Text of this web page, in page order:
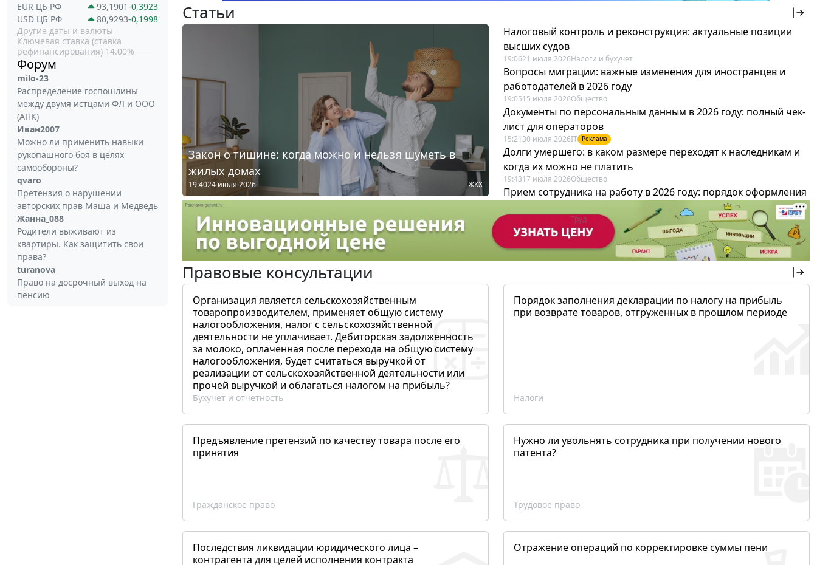
EUR ЦБ РФ
93,1901-0,3923
USD ЦБ РФ
80,9293-0,1998
Другие даты и валюты
Ключевая ставка (ставка
рефинансирования) 14.00%
Форум
milo-23
Распределение госпошлины
между двумя истцами ФЛ и ООО
(АПК)
Иван2007
Можно ли применить навыки
рукопашного боя в целях
самообороны?
qvaro
Претензия о нарушении
авторских прав Маша и Медведь
Жанна_088
Родители выживают из
квартиры. Как защитить свои
права?
turanova
Право на досрочный выход на
пенсию
Статьи
Закон о тишине: когда можно и нельзя шуметь в
жилых домах
19:4024 июля 2026 ЖКХ
Налоговый контроль и реконструкция: актуальные позиции
высших судов
19:0621 июля 2026Налоги и бухучет
Вопросы миграции: важные изменения для иностранцев и
работодателей в 2026 году
19:0515 июля 2026Общество
Документы по персональным данным в 2026 году: полный чек-
лист для операторов
15:21 30 июля 2026IT Реклама
Долги умершего: в каком размере переходят к наследникам и
когда их можно не платить
19:4317 июля 2026Общество
Прием сотрудника на работу в 2026 году: порядок оформления
12:28 Труд Реклама
Правовые консультации
Организация является сельскохозяйственным
товаропроизводителем, применяет общую систему
налогообложения, налог с сельскохозяйственной
деятельности не уплачивает. Дебиторская задолженность
за молоко, оплаченная после перехода на общую систему
налогообложения, будет считаться выручкой от
реализации от сельскохозяйственной деятельности или
прочей выручкой и облагаться налогом на прибыль?
Бухучет и отчетность
Порядок заполнения декларации по налогу на прибыль
при возврате товаров, отгруженных в прошлом периоде
Налоги
Предъявление претензий по качеству товара после его
принятия
Гражданское право
Нужно ли увольнять сотрудника при получении нового
патента?
Трудовое право
Последствия ликвидации юридического лица –
контрагента для целей исполнения контракта
Отражение операций по корректировке суммы пени